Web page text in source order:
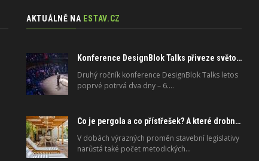
AKTUÁLNĚ NA ESTAV.CZ
Konference DesignBlok Talks přiveze světové osobnosti designu a architektury
Druhý ročník konference DesignBlok Talks letos
poprvé potrvá dva dny – 6.…
Co je pergola a co přístřešek? A které drobné stavby musíte povolovat? Pomůže metodika
V dobách výrazných proměn stavební legislativy
narůstá také počet metodických…